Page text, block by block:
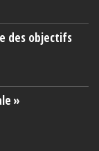
des objectifs
»